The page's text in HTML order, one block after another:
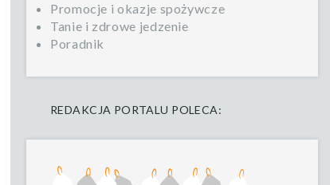
Promocje i okazje spożywcze
Tanie i zdrowe jedzenie
Poradnik
REDAKCJA PORTALU POLECA: